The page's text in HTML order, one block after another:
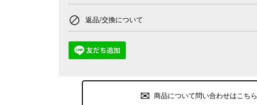
block 返品/交換について
商品について問い合わせはこちら